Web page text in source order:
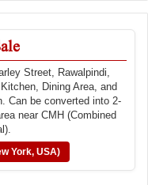
Street, Rawalpindi,
Dining Area, and
Can be converted into 2-
near CMH (Combined
York, USA)